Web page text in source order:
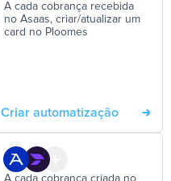
A cada cobrança recebida
no Asaas, criar/atualizar um
card no Ploomes
Criar automatização
A cada cobrança criada no